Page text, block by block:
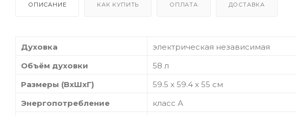
ОПИСАНИЕ КАК КУПИТЬ ОПЛАТА ДОСТАВКА
Духовка
электрическая независимая
Объём духовки
58 л
Размеры (ВхШхГ)
59.5 х 59.4 x 55 см
Энергопотребление
класс А